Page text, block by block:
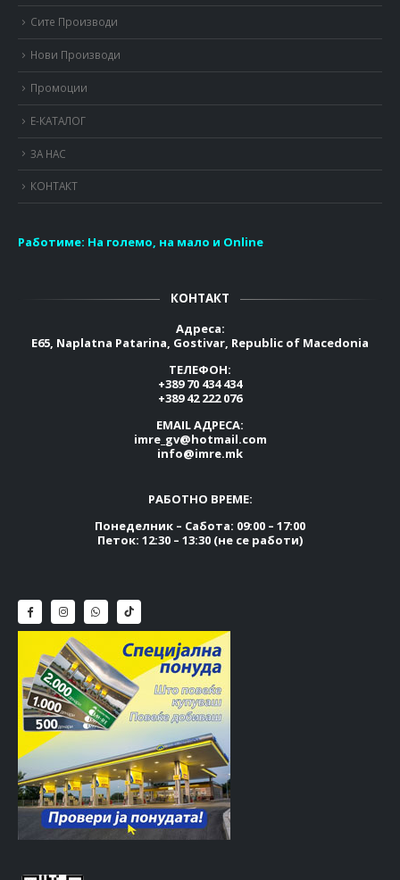
Сите Производи
Нови Производи
Промоции
Е-КАТАЛОГ
ЗА НАС
КОНТАКТ
Работиме: На големо, на мало и Online
КОНТАКТ
Адреса:
E65, Naplatna Patarina, Gostivar, Republic of Macedonia
ТЕЛЕФОН:
+389 70 434 434
+389 42 222 076
EMAIL АДРЕСА:
imre_gv@hotmail.com
info@imre.mk
РАБОТНО ВРЕМЕ:
Понеделник – Сабота: 09:00 – 17:00
Петок: 12:30 – 13:30 (не се работи)